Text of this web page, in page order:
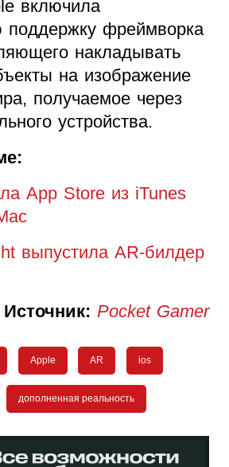
включила
поддержку фреймворка
накладывать
на изображение
получаемое через
устройства.
App Store из iTunes
выпустила AR-билдер
Источник: Pocket Gamer
Apple AR ios
дополненная реальность